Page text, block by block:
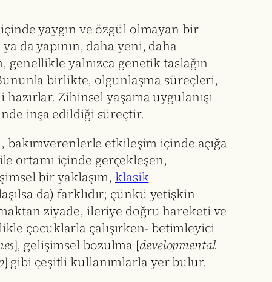
yaygın ve özgül olmayan bir
da yapının, daha yeni, daha
yalnızca genetik taslağın
birlikte, olgunlaşma süreçleri,
Zihinsel yaşama uygulanışı
inşa edildiği süreçtir.
etkileşim içinde açığa
ortamı içinde gerçekleşen,
bir yaklaşım, klasik
da) farklıdır; çünkü yetişkin
ziyade, ileriye doğru hareketi ve
çocuklarla çalışırken- betimleyici
], gelişimsel bozulma [developmental
] gibi çeşitli kullanımlarla yer bulur.